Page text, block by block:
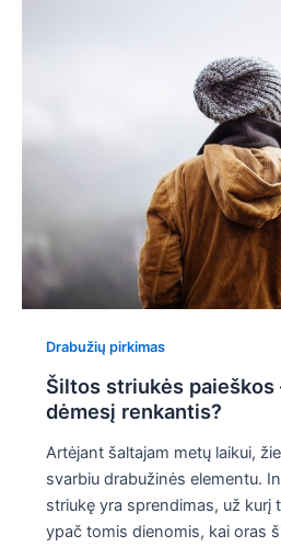
Drabužių pirkimas
Šiltos striukės paieškos
dėmesį renkantis?
Artėjant šaltajam metų laikui,
svarbiu drabužinės elementu.
striukę yra sprendimas, už kurį
ypač tomis dienomis, kai oras